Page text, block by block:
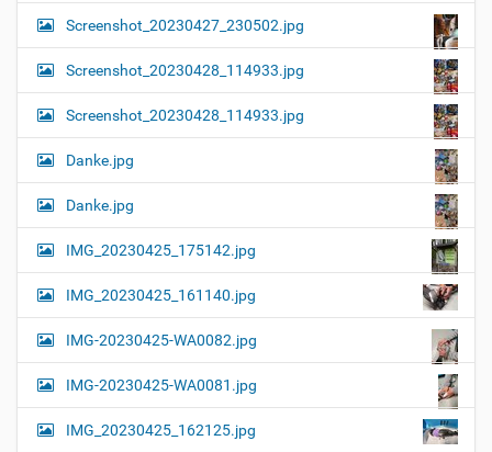
Screenshot_20230427_230502.jpg
Screenshot_20230428_114933.jpg
Screenshot_20230428_114933.jpg
Danke.jpg
Danke.jpg
IMG_20230425_175142.jpg
IMG_20230425_161140.jpg
IMG-20230425-WA0082.jpg
IMG-20230425-WA0081.jpg
IMG_20230425_162125.jpg